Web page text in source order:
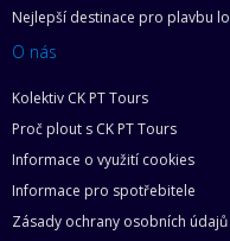
Nejlepší destinace pro plavbu
O nás
Kolektiv CK PT Tours
Proč plout s CK PT Tours
Informace o využití cookies
Informace pro spotřebitele
Zásady ochrany osobních údajů